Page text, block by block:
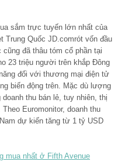
sắm trực tuyến lớn nhất của
Trung Quốc JD.comrót vốn đầu
đã thâu tóm cổ phần tại
23 triệu người trên khắp Đông
đối với thương mại điện tử
biến động trên. Mặc dù lượng
thu bán lẻ, tuy nhiên, thị
Euromonitor, doanh thu
dự kiến tăng từ 1 tỷ USD
mua nhất ở Fifth Avenue